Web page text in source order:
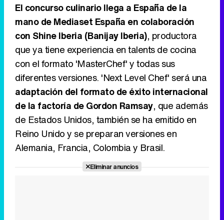
El concurso culinario llega a España de la
mano de Mediaset España en colaboración
con Shine Iberia (Banijay Iberia), productora
que ya tiene experiencia en talents de cocina
con el formato 'MasterChef' y todas sus
diferentes versiones. 'Next Level Chef' será una
adaptación del formato de éxito internacional
de la factoría de Gordon Ramsay, que además
de Estados Unidos, también se ha emitido en
Reino Unido y se preparan versiones en
Alemania, Francia, Colombia y Brasil.
Eliminar anuncios